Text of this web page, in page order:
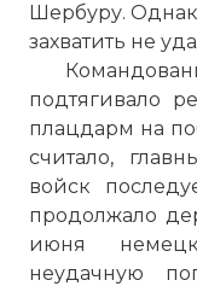
Шербуру.
захватить не
подтягивало
плацдарм на
считало,
войск
продолжало
июня
неудачную